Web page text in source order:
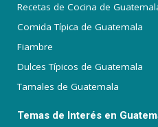
Recetas de Cocina de
Comida Típica de Guatemala
Fiambre
Dulces Típicos de Guatemala
Tamales de Guatemala
Temas de Interés en